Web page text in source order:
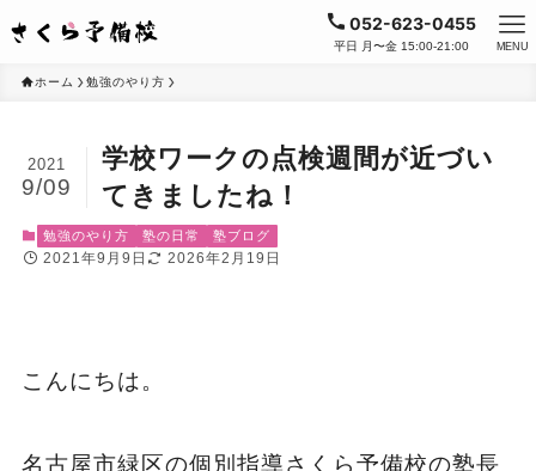
052-623-0455
平日 月〜金 15:00-21:00 MENU
ホーム 勉強のやり方
学校ワークの点検週間が近づい
てきましたね！
2021
9/09
勉強のやり方 塾の日常 塾ブログ
2021年9月9日 2026年2月19日
こんにちは。
名古屋市緑区の個別指導さくら予備校の塾長